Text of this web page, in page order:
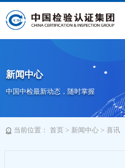
新闻中心
中国中检最新动态，随时掌握
当前位置： 首页> 新闻中心> 喜讯